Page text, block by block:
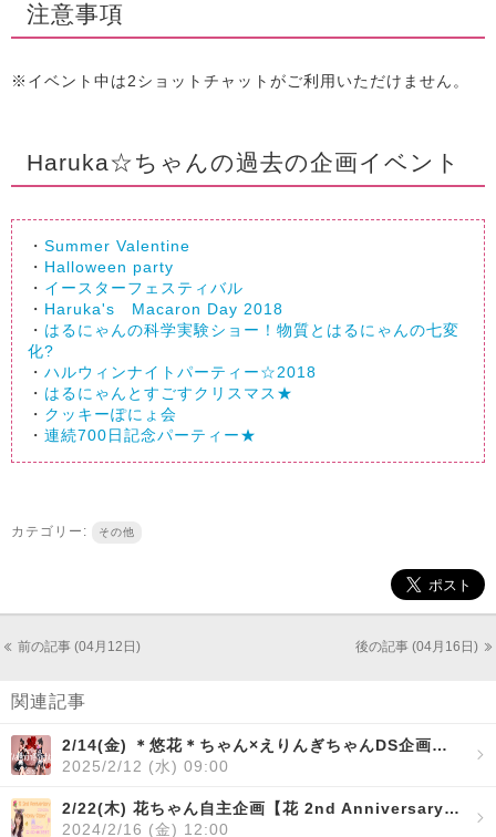
注意事項
※イベント中は2ショットチャットがご利用いただけません。
Haruka☆ちゃんの過去の企画イベント
・ Summer Valentine
・ Halloween party
・ イースターフェスティバル
・ Haruka's Macaron Day 2018
・ はるにゃんの科学実験ショー！物質とはるにゃんの七変
化?
・ ハルウィンナイトパーティー☆2018
・ はるにゃんとすごすクリスマス★
・ クッキーぽにょ会
・ 連続700日記念パーティー★
カテゴリー: その他
前の記事 (04月12日) 後の記事 (04月16日)
関連記事
2/14(金) ＊悠花＊ちゃん×えりんぎちゃんDS企画【ゆうえりValentine・Night♡】開催！
2025/2/12 (水) 09:00
2/22(木) 花ちゃん自主企画【花 2nd Anniversary 2023-2024 "Honey Story"】開催！
2024/2/16 (金) 12:00